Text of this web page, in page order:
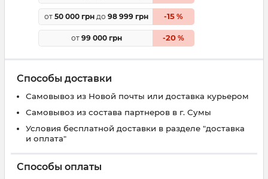
от 50 000 грн до 98 999 грн -15%
от 99 000 грн -20%
Способы доставки
Самовывоз из Новой почты или доставка курьером
Самовывоз из состава партнеров в г. Сумы
Условия бесплатной доставки в разделе "доставка
и оплата"
Способы оплаты